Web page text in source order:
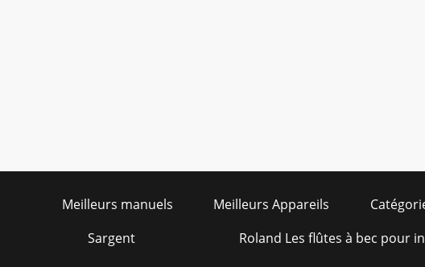
Meilleurs manuels Meilleurs Appareils
Sargent
Roland Les flûtes à bec pour